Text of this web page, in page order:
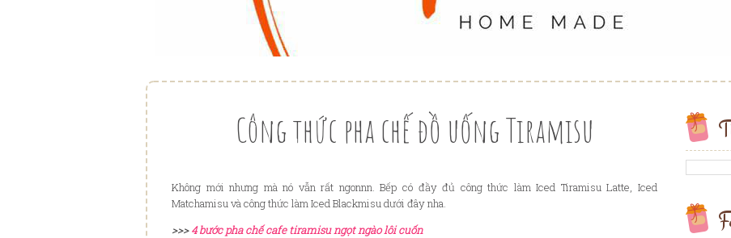
Công thức pha chế đồ uống Tiramisu
Không mới nhưng mà nó vẫn rất ngonnn. Bếp có đầy đủ công thức làm Iced Tiramisu Latte, Iced
Matchamisu và công thức làm Iced Blackmisu dưới đây nha.
>>>4 bước pha chế cafe tiramisu ngọt ngào lôi cuốn